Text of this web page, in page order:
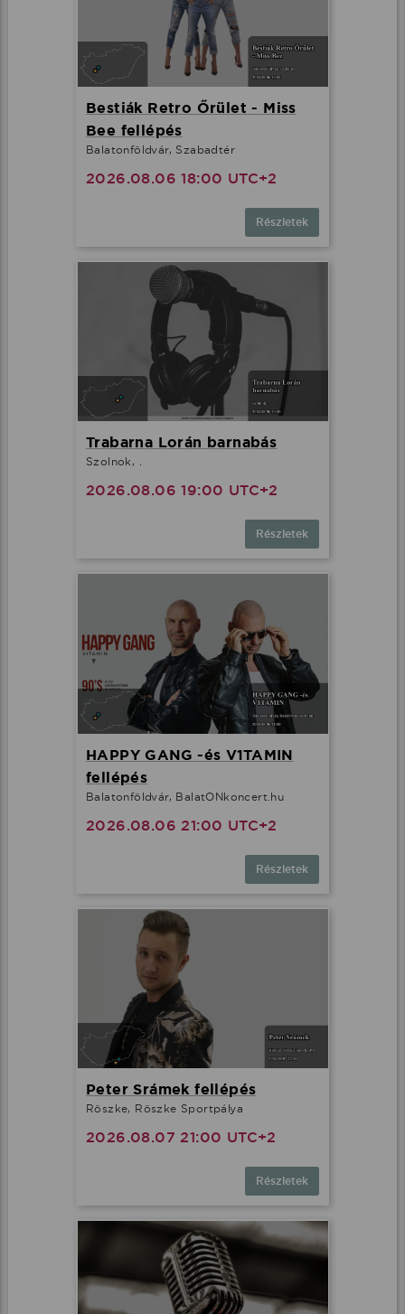
Bestiák Retro Őrület - Miss
Bee fellépés
Balatonföldvár, Szabadtér
2026.08.06 18:00 UTC+2
Részletek
Trabarna Lorán barnabás
Szolnok, .
2026.08.06 19:00 UTC+2
Részletek
HAPPY GANG -és V1TAMIN
fellépés
Balatonföldvár, BalatONkoncert.hu
2026.08.06 21:00 UTC+2
Részletek
Peter Srámek fellépés
Röszke, Röszke Sportpálya
2026.08.07 21:00 UTC+2
Részletek